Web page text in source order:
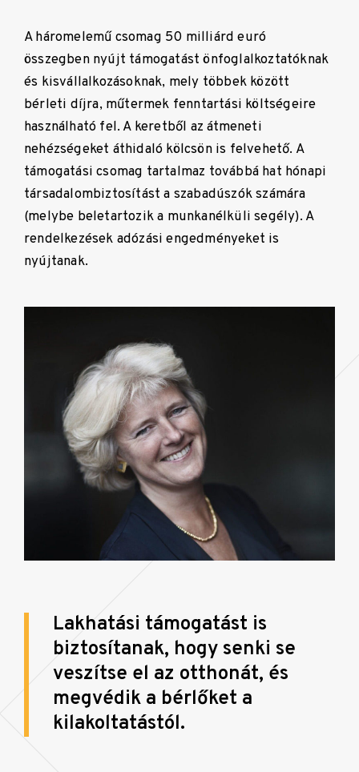
A háromelemű csomag 50 milliárd euró
összegben nyújt támogatást önfoglalkoztatóknak
és kisvállalkozásoknak, mely többek között
bérleti díjra, műtermek fenntartási költségeire
használható fel. A keretből az átmeneti
nehézségeket áthidaló kölcsön is felvehető. A
támogatási csomag tartalmaz továbbá hat hónapi
társadalombiztosítást a szabadúszók számára
(melybe beletartozik a munkanélküli segély). A
rendelkezések adózási engedményeket is
nyújtanak.
Lakhatási támogatást is
biztosítanak, hogy senki se
veszítse el az otthonát, és
megvédik a bérlőket a
kilakoltatástól.